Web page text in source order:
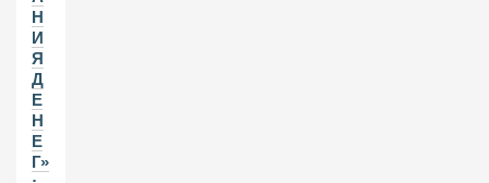
Н
И
Я
Д
Е
Н
Е
Г»